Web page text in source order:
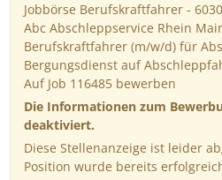
Jobbörse Berufskraftfahrer -
Abc Abschleppservice Rhein
Berufskraftfahrer (m/w/d) für
Bergungsdienst auf
Auf Job 116485 bewerben
Die Informationen zum
deaktiviert.
Diese Stellenanzeige ist leider
Position wurde bereits